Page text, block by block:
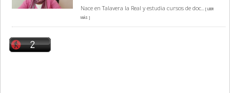
Nace en Talavera la Real y estudia cursos de doc... [ LEER
MÁS ]